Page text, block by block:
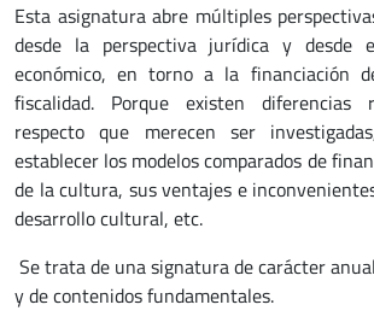
Esta asignatura abre múltiples
desde la perspectiva jurídica y desde
económico, en torno a la financiación
fiscalidad. Porque existen diferencias
respecto que merecen ser
establecer los modelos comparados de
de la cultura, sus ventajes e
desarrollo cultural, etc.
Se trata de una signatura de carácter
y de contenidos fundamentales.